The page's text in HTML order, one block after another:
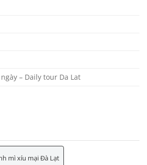
– Daily tour Da Lat
mì xíu mại Đà Lạt